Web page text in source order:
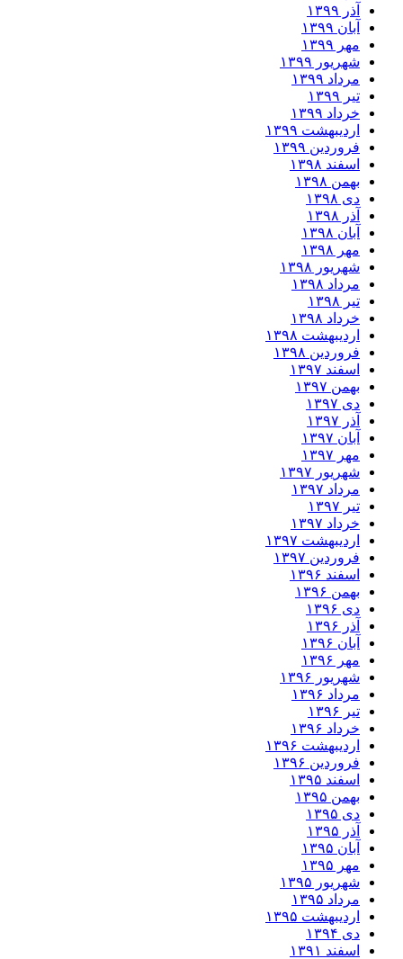
آذر ۱۳۹۹
آبان ۱۳۹۹
مهر ۱۳۹۹
شهریور ۱۳۹۹
مرداد ۱۳۹۹
تیر ۱۳۹۹
خرداد ۱۳۹۹
اردیبهشت ۱۳۹۹
فروردین ۱۳۹۹
اسفند ۱۳۹۸
بهمن ۱۳۹۸
دی ۱۳۹۸
آذر ۱۳۹۸
آبان ۱۳۹۸
مهر ۱۳۹۸
شهریور ۱۳۹۸
مرداد ۱۳۹۸
تیر ۱۳۹۸
خرداد ۱۳۹۸
اردیبهشت ۱۳۹۸
فروردین ۱۳۹۸
اسفند ۱۳۹۷
بهمن ۱۳۹۷
دی ۱۳۹۷
آذر ۱۳۹۷
آبان ۱۳۹۷
مهر ۱۳۹۷
شهریور ۱۳۹۷
مرداد ۱۳۹۷
تیر ۱۳۹۷
خرداد ۱۳۹۷
اردیبهشت ۱۳۹۷
فروردین ۱۳۹۷
اسفند ۱۳۹۶
بهمن ۱۳۹۶
دی ۱۳۹۶
آذر ۱۳۹۶
آبان ۱۳۹۶
مهر ۱۳۹۶
شهریور ۱۳۹۶
مرداد ۱۳۹۶
تیر ۱۳۹۶
خرداد ۱۳۹۶
اردیبهشت ۱۳۹۶
فروردین ۱۳۹۶
اسفند ۱۳۹۵
بهمن ۱۳۹۵
دی ۱۳۹۵
آذر ۱۳۹۵
آبان ۱۳۹۵
مهر ۱۳۹۵
شهریور ۱۳۹۵
مرداد ۱۳۹۵
اردیبهشت ۱۳۹۵
دی ۱۳۹۴
اسفند ۱۳۹۱